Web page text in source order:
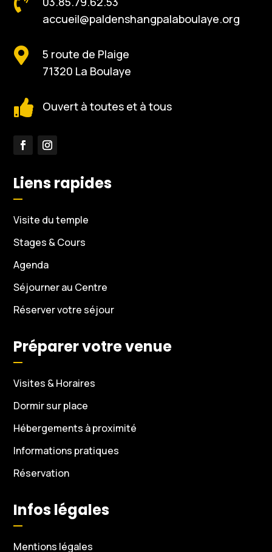
accueil@paldenshangpalaboulaye.org

5 route de Plaige
71320 La Boulaye
 Ouvert à toutes et à tous
Liens rapides
Visite du temple
Stages & Cours
Agenda
Séjourner au Centre
Réserver votre séjour
Préparer votre venue
Visites & Horaires
Dormir sur place
Hébergements à proximité
Informations pratiques
Réservation
Infos légales
Mentions légales